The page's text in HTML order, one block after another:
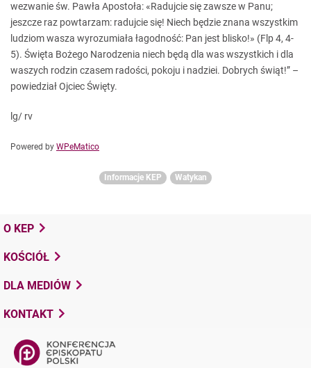
wezwanie św. Pawła Apostoła: «Radujcie się zawsze w Panu;
jeszcze raz powtarzam: radujcie się! Niech będzie znana wszystkim
ludziom wasza wyrozumiała łagodność: Pan jest blisko!» (Flp 4, 4-
5). Święta Bożego Narodzenia niech będą dla was wszystkich i dla
waszych rodzin czasem radości, pokoju i nadziei. Dobrych świąt!” –
powiedział Ojciec Święty.
lg/ rv
Powered by WPeMatico
Informacje KEP Watykan
O KEP
KOŚCIÓŁ
DLA MEDIÓW
KONTAKT